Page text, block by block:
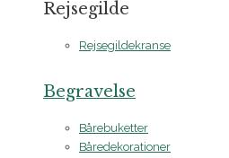
Rejsegilde
Rejsegildekranse
Begravelse
Bårebuketter
Båredekorationer